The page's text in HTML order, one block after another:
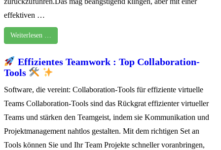
effektiven …
Weiterlesen …
Effizientes Teamwork : Top Collaboration-
Tools
Software, die vereint: Collaboration-Tools für effiziente virtuelle
Teams Collaboration-Tools sind das Rückgrat effizienter virtueller
Teams und stärken den Teamgeist, indem sie Kommunikation und
Projektmanagement nahtlos gestalten. Mit dem richtigen Set an
Tools können Sie und Ihr Team Projekte schneller voranbringen,